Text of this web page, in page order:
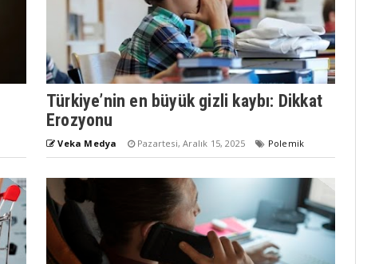
Türkiye’nin en büyük gizli kaybı: Dikkat
Erozyonu
Veka Medya Pazartesi, Aralık 15, 2025 Polemik